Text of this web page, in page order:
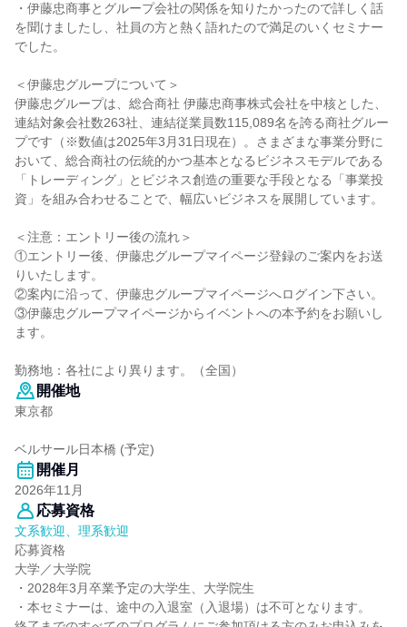
・伊藤忠商事とグループ会社の関係を知りたかったので詳しく話
を聞けましたし、社員の方と熱く語れたので満足のいくセミナー
でした。
＜伊藤忠グループについて＞
伊藤忠グループは、総合商社 伊藤忠商事株式会社を中核とした、
連結対象会社数263社、連結従業員数115,089名を誇る商社グルー
プです（※数値は2025年3月31日現在）。さまざまな事業分野に
おいて、総合商社の伝統的かつ基本となるビジネスモデルである
「トレーディング」とビジネス創造の重要な手段となる「事業投
資」を組み合わせることで、幅広いビジネスを展開しています。
＜注意：エントリー後の流れ＞
①エントリー後、伊藤忠グループマイページ登録のご案内をお送
りいたします。
②案内に沿って、伊藤忠グループマイページへログイン下さい。
③伊藤忠グループマイページからイベントへの本予約をお願いし
ます。
勤務地：各社により異ります。（全国）
開催地
東京都
ベルサール日本橋 (予定)
開催月
2026年11月
応募資格
文系歓迎、理系歓迎
応募資格
大学／大学院
・2028年3月卒業予定の大学生、大学院生
・本セミナーは、途中の入退室（入退場）は不可となります。